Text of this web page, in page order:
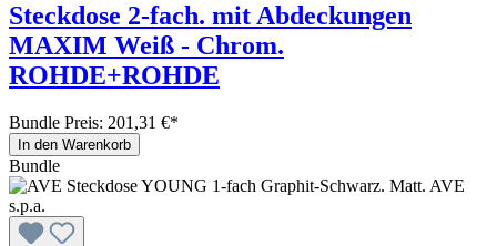
Steckdose 2-fach. mit Abdeckungen
MAXIM Weiß - Chrom.
ROHDE+ROHDE
Bundle Preis: 201,31 €*
In den Warenkorb
Bundle